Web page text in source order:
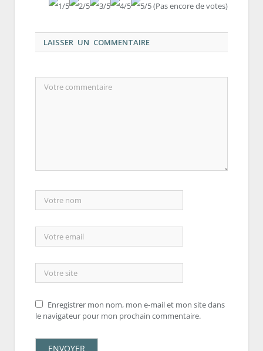
(Pas encore de votes)
LAISSER UN COMMENTAIRE
Enregistrer mon nom, mon e-mail et mon site dans
le navigateur pour mon prochain commentaire.